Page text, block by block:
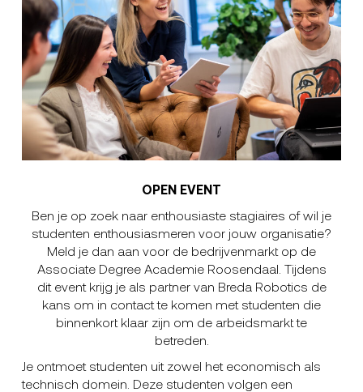
OPEN EVENT
Ben je op zoek naar enthousiaste stagiaires of wil je
studenten enthousiasmeren voor jouw organisatie?
Meld je dan aan voor de bedrijvenmarkt op de
Associate Degree Academie Roosendaal. Tijdens
dit event krijg je als partner van Breda Robotics de
kans om in contact te komen met studenten die
binnenkort klaar zijn om de arbeidsmarkt te
betreden.
Je ontmoet studenten uit zowel het economisch als
technisch domein. Deze studenten volgen een